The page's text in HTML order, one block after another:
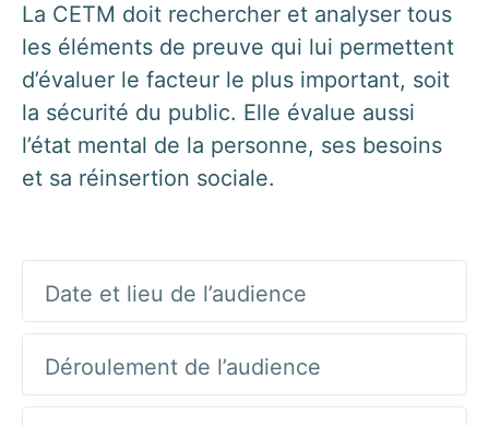
La CETM doit rechercher et analyser tous
les éléments de preuve qui lui permettent
d’évaluer le facteur le plus important, soit
la sécurité du public. Elle évalue aussi
l’état mental de la personne, ses besoins
et sa réinsertion sociale.
Date et lieu de l’audience
Déroulement de l’audience